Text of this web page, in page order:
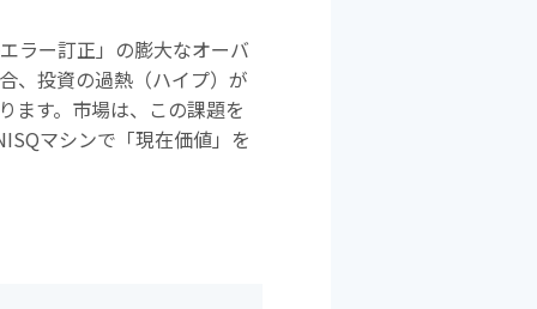
ラー訂正」の膨大なオーバ
、投資の過熱（ハイプ）が
ます。市場は、この課題を
マシンで「現在価値」を